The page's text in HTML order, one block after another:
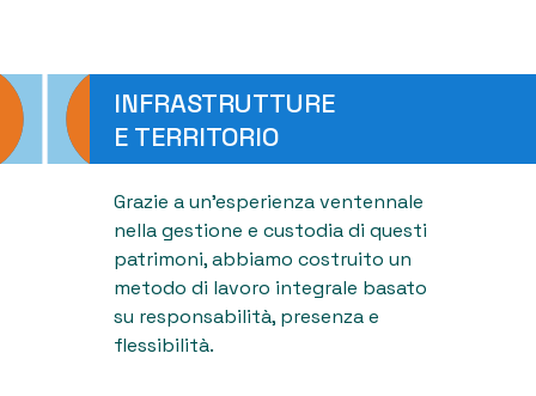
INFRASTRUTTURE
E TERRITORIO
Grazie a un'esperienza ventennale
nella gestione e custodia di questi
patrimoni, abbiamo costruito un
metodo di lavoro integrale basato
su responsabilità, presenza e
flessibilità.